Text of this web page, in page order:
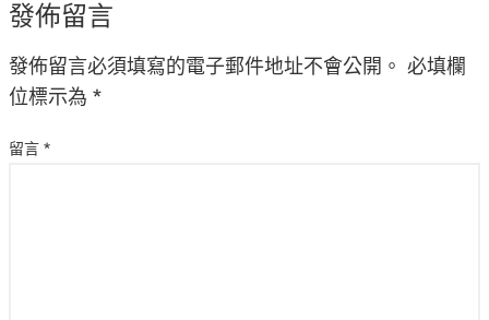
發佈留言
發佈留言必須填寫的電子郵件地址不會公開。 必填欄
位標示為 *
留言 *